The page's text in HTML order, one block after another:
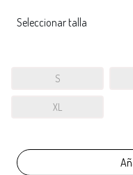
Seleccionar talla
S
XL